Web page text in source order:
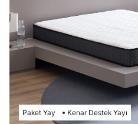
Paket Yay Kenar Destek Yayı